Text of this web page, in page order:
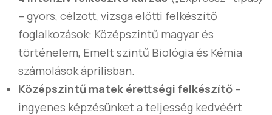
– gyors, célzott, vizsga előtti felkészítő
foglalkozások: Középszintű magyar és
történelem, Emelt szintű Biológia és Kémia
számolások áprilisban.
Középszintű matek érettségi felkészítő –
ingyenes képzésünket a teljesség kedvéért